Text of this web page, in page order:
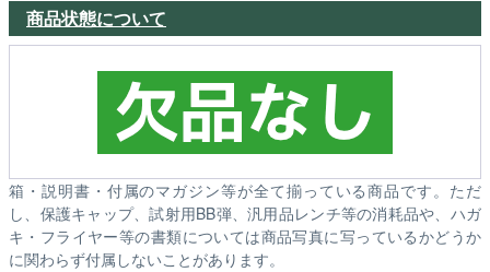
商品状態について
箱・説明書・付属のマガジン等が全て揃っている商品です。ただ
し、保護キャップ、試射用BB弾、汎用品レンチ等の消耗品や、ハガ
キ・フライヤー等の書類については商品写真に写っているかどうか
に関わらず付属しないことがあります。